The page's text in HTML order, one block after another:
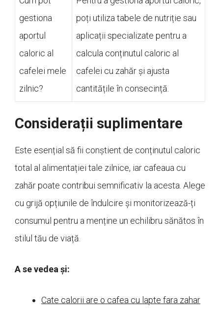
gestiona
aportul
caloric al
cafelei mele
zilnic?
poți utiliza tabele de nutriție sau
aplicații specializate pentru a
calcula conținutul caloric al
cafelei cu zahăr și ajusta
cantitățile în consecință.
Considerații suplimentare
Este esențial să fii conștient de conținutul caloric
total al alimentației tale zilnice, iar cafeaua cu
zahăr poate contribui semnificativ la acesta. Alege
cu grijă opțiunile de îndulcire și monitorizează-ți
consumul pentru a menține un echilibru sănătos în
stilul tău de viață.
A se vedea și:
Cate calorii are o cafea cu lapte fara zahar